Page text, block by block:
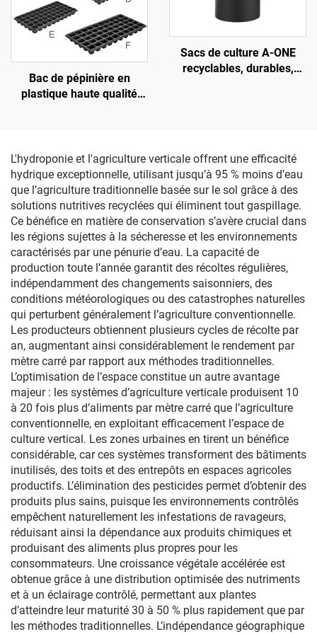
Bac de pépinière en
plastique haute qualité
Sacs de culture A-ONE
recyclables, durables,
L'hydroponie et l'agriculture verticale offrent une efficacité
hydrique exceptionnelle, utilisant jusqu’à 95 % moins d’eau
que l’agriculture traditionnelle basée sur le sol grâce à des
solutions nutritives recyclées qui éliminent tout gaspillage.
Ce bénéfice en matière de conservation s’avère crucial dans
les régions sujettes à la sécheresse et les environnements
caractérisés par une pénurie d’eau. La capacité de
production toute l’année garantit des récoltes régulières,
indépendamment des changements saisonniers, des
conditions météorologiques ou des catastrophes naturelles
qui perturbent généralement l’agriculture conventionnelle.
Les producteurs obtiennent plusieurs cycles de récolte par
an, augmentant ainsi considérablement le rendement par
mètre carré par rapport aux méthodes traditionnelles.
L’optimisation de l’espace constitue un autre avantage
majeur : les systèmes d’agriculture verticale produisent 10
à 20 fois plus d’aliments par mètre carré que l’agriculture
conventionnelle, en exploitant efficacement l’espace de
culture vertical. Les zones urbaines en tirent un bénéfice
considérable, car ces systèmes transforment des bâtiments
inutilisés, des toits et des entrepôts en espaces agricoles
productifs. L’élimination des pesticides permet d’obtenir des
produits plus sains, puisque les environnements contrôlés
empêchent naturellement les infestations de ravageurs,
réduisant ainsi la dépendance aux produits chimiques et
produisant des aliments plus propres pour les
consommateurs. Une croissance végétale accélérée est
obtenue grâce à une distribution optimisée des nutriments
et à un éclairage contrôlé, permettant aux plantes
d’atteindre leur maturité 30 à 50 % plus rapidement que par
les méthodes traditionnelles. L’indépendance géographique